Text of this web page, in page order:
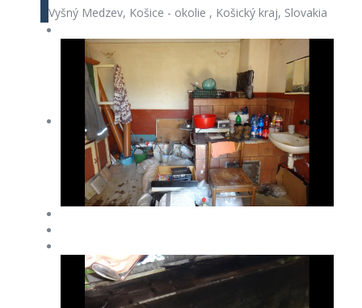
Vyšný Medzev, Košice - okolie , Košický kraj, Slovakia